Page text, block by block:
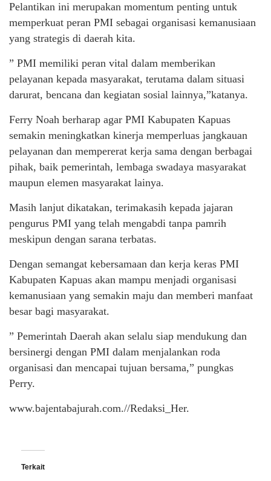
Pelantikan ini merupakan momentum penting untuk
memperkuat peran PMI sebagai organisasi kemanusiaan
yang strategis di daerah kita.
” PMI memiliki peran vital dalam memberikan
pelayanan kepada masyarakat, terutama dalam situasi
darurat, bencana dan kegiatan sosial lainnya,”katanya.
Ferry Noah berharap agar PMI Kabupaten Kapuas
semakin meningkatkan kinerja memperluas jangkauan
pelayanan dan mempererat kerja sama dengan berbagai
pihak, baik pemerintah, lembaga swadaya masyarakat
maupun elemen masyarakat lainya.
Masih lanjut dikatakan, terimakasih kepada jajaran
pengurus PMI yang telah mengabdi tanpa pamrih
meskipun dengan sarana terbatas.
Dengan semangat kebersamaan dan kerja keras PMI
Kabupaten Kapuas akan mampu menjadi organisasi
kemanusiaan yang semakin maju dan memberi manfaat
besar bagi masyarakat.
” Pemerintah Daerah akan selalu siap mendukung dan
bersinergi dengan PMI dalam menjalankan roda
organisasi dan mencapai tujuan bersama,” pungkas
Perry.
www.bajentabajurah.com.//Redaksi_Her.
Terkait